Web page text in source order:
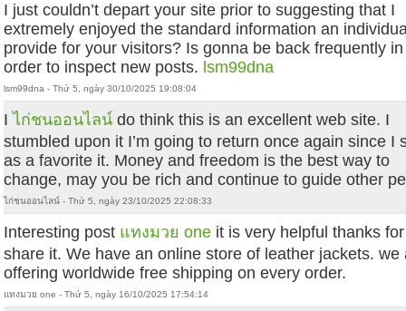
I just couldn’t depart your site prior to suggesting that I
extremely enjoyed the standard information an
provide for your visitors? Is gonna be back frequently in
order to inspect new posts. lsm99dna
lsm99dna - Thứ 5, ngày 30/10/2025 19:08:04
Iไก่ชนออนไลน์ do think this is an excellent web site. I
stumbled upon it I’m going to return once again since I
as a favorite it. Money and freedom is the best way to
change, may you be rich and continue to guide other
ไก่ชนออนไลน์ - Thứ 5, ngày 23/10/2025 22:08:33
Interesting post แทงมวย one it is very helpful thanks for
share it. We have an online store of leather jackets. we
offering worldwide free shipping on every order.
แทงมวย one - Thứ 5, ngày 16/10/2025 17:54:14